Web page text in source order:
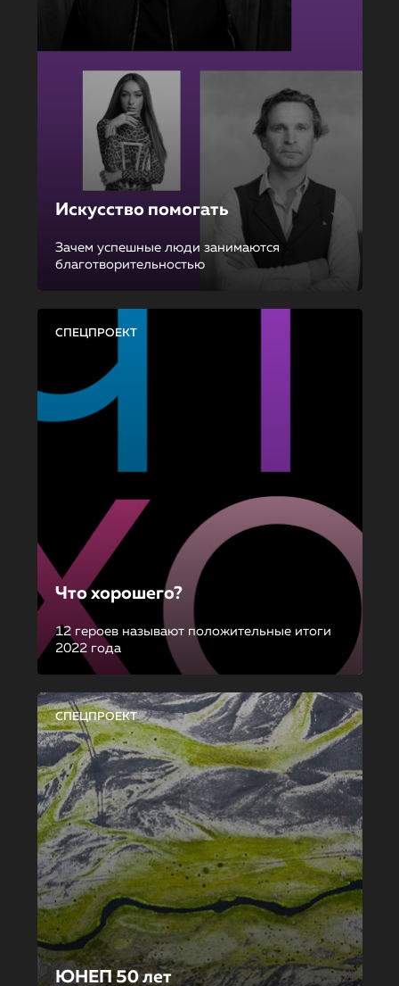
Искусство помогать
Зачем успешные люди занимаются
благотворительностью
СПЕЦПРОЕКТ
Что хорошего?
12 героев называют положительные итоги
2022 года
СПЕЦПРОЕКТ
ЮНЕП 50 лет